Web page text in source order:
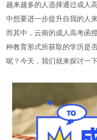
越来越多的人选择通过成人
中想要进一步提升自我的人
而其中，云南的成人高考函
种教育形式所获取的学历是
呢？今天，我们就来探讨一